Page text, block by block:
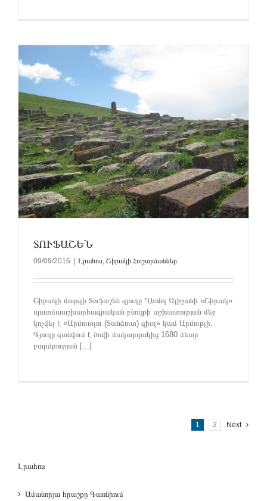
ՏՈՒՖԱՇԵՆ
09/09/2016 Լրահոս, Շիրակի Հուշարձաններ
Շիրակի մարզի Տուֆաշեն գյուղը Ղևոնդ Ալիշանի «Շիրակ»
պատմաաշխարհագրական բնույթի աշխատության մեջ
կոչվել է «Արմուտլու (Տանձուտ) գիւղ» կամ Արմութլի:
Գյուղը գտնվում է ծովի մակարդակից 1680 մետր
բարձրության [...]
1 2 Next
Լրահոս
Ամանորյա հրաշքը Գառնիում